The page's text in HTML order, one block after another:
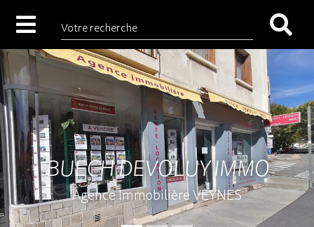
Votre recherche
BUECH DEVOLUY IMMO
Agence Immobilière VEYNES